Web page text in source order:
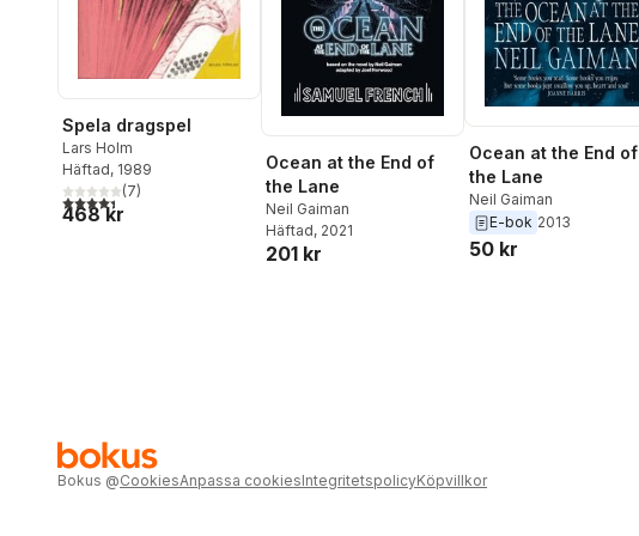
Spela dragspel
Lars Holm
Häftad, 1989
4,4utav 5 stjärnor. Totalt antal röster:
(7)
468 kr
Ocean at the End of
the Lane
Neil Gaiman
Häftad, 2021
201 kr
Ocean at the End of
the Lane
Neil Gaiman
E-bok 2013
50 kr
Bokus @CookiesAnpassa cookiesIntegritetspolicyKöpvillkor